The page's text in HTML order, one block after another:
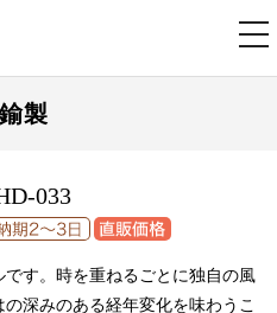
製
033
す。時を重ねるごとに独自の風
深みのある経年変化を味わうこ